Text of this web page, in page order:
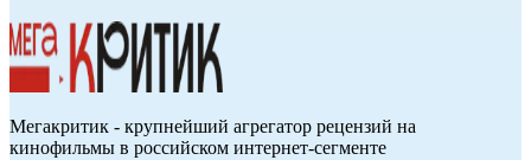
Мегакритик - крупнейший агрегатор рецензий на
кинофильмы в российском интернет-сегменте